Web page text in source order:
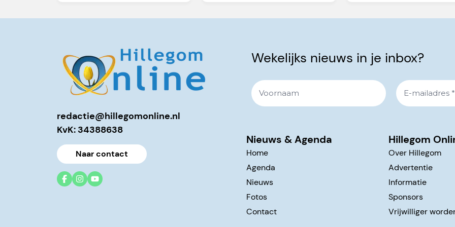
redactie@hillegomonline.nl
KvK: 34388638
Naar contact
Wekelijks nieuws in je inbox?
Nieuws & Agenda
Home
Agenda
Nieuws
Fotos
Contact
Hillegom
Over Hillegom
Advertentie
Informatie
Sponsors
Vrijwilliger